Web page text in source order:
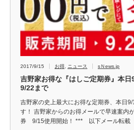
2017/9/15 お得, ニュース sＮews.jp
吉野家お得な『はしご定期券』本
9/22まで
吉野家の史上最大にお得な定期券、本日
す！ 吉野家からのお得メールで早速案内
券 9/15使用開始！ *** 以下メール転